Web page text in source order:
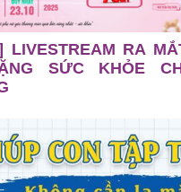
LIVESTREAM RA
SỨC KHỎE